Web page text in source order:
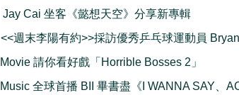
Jay Cai 坐客《懿想天空》分享新專輯
<<週末李陽有約>>採訪優秀乒乓球運動員
Movie 請你看好戲「Horrible Bosses 2」
Music 全球首播 BII 畢書盡《I WANNA SAY、